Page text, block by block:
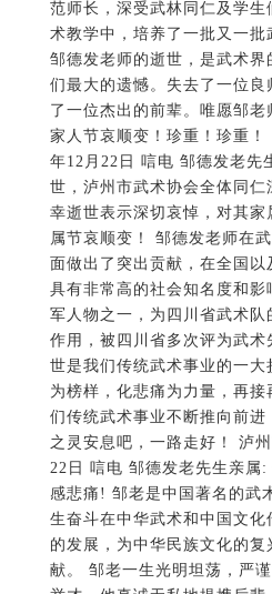
属节哀顺变！ 邹德发老师在
面做出了突出贡献，在全国以
具有非常高的社会知名度和
军人物之一，为四川省武术
作用，被四川省多次评为武
世是我们传统武术事业的一
为榜样，化悲痛为力量，再
们传统武术事业不断推向前进
之灵安息吧，一路走好！ 泸
22日 唁电 邹德发老先生亲属:
感悲痛! 邹老是中国著名的武
生奋斗在中华武术和中国文
的发展，为中华民族文化的复
献。 邹老一生光明坦荡，严
举才。他真诚无私地提携后
才。他的逝世，是中国武术界
曾多次到乐山，与后辈研讨
深深敬佩。 值此之际，乐山
世深表悼念！向邹老家属表
节哀顺变，多加珍重! 邹德发
峨眉武术协会 2022年12月22
惊闻先生病逝，万分悲痛。在
属表示诚挚的慰问！先生一